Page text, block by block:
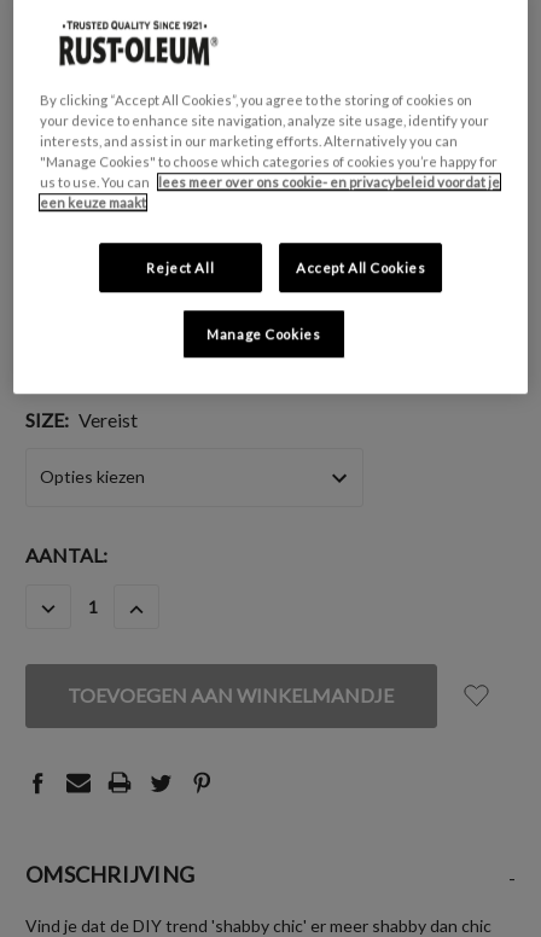
GESCHIKT VOOR: Meubels en plinten
KLEURGROEP: Groen
KLEURCOLLECTIE: Opvallend & levendig
SIZE: Vereist
HUIDIGE
AANTAL:
HOEVEELHEID
VAN
UNDEFINED
HOEVEELHEID
VAN
UNDEFINED
OMSCHRIJVING -
Vind je dat de DIY trend 'shabby chic' er meer shabby dan chic
By clicking “Accept All Cookies”, you agree to the storing of cookies on
your device to enhance site navigation, analyze site usage, identify your
interests, and assist in our marketing efforts. Alternatively you can
"Manage Cookies" to choose which categories of cookies you’re happy for
us to use. You can
lees meer over ons cookie- en privacybeleid voordat je
een keuze maakt
Reject All Accept All Cookies
Manage Cookies